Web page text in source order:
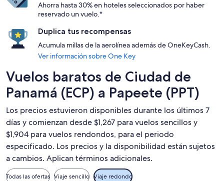
Ahorra hasta 30% en hoteles seleccionados por haber
reservado un vuelo.*
Duplica tus recompensas
Acumula millas de la aerolínea además de OneKeyCash.
Ver información sobre One Key
Vuelos baratos de Ciudad de
Panamá (ECP) a Papeete (PPT)
Los precios estuvieron disponibles durante los últimos 7
días y comienzan desde $1,267 para vuelos sencillos y
$1,904 para vuelos rendondos, para el periodo
especificado. Los precios y la disponibilidad están sujetos
a cambios. Aplican términos adicionales.
Todas las ofertas Viaje sencillo Viaje redondo